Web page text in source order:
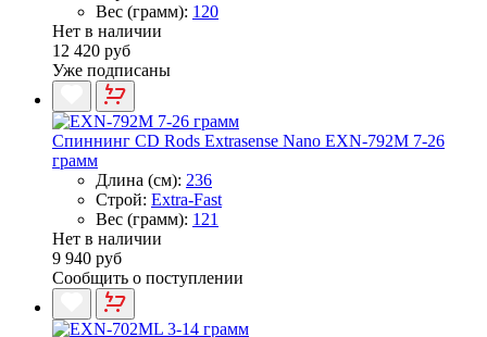
Вес (грамм): 120
Нет в наличии
12 420 руб
Уже подписаны
Спиннинг CD Rods Extrasense Nano EXN-792M 7-26
грамм
Длина (см): 236
Строй: Extra-Fast
Вес (грамм): 121
Нет в наличии
9 940 руб
Сообщить о поступлении